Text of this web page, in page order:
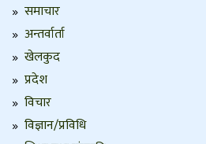
समाचार
अन्तर्वार्ता
खेलकुद
प्रदेश
विचार
विज्ञान/प्रविधि